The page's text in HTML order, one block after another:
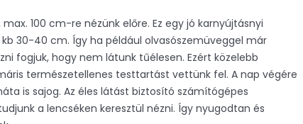
100 cm-re nézünk előre. Ez egy jó karnyújtásnyi
30-40 cm. Így ha például olvasószemüveggel már
fogjuk, hogy nem látunk tűélesen. Ezért közelebb
természetellenes testtartást vettünk fel. A nap végére
is sajog. Az éles látást biztosító számítógépes
a lencséken keresztül nézni. Így nyugodtan és